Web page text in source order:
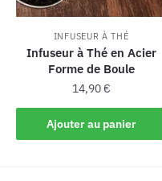
INFUSEUR À THÉ
Infuseur à Thé en Acier
Forme de Boule
14,90€
Ajouter au panier